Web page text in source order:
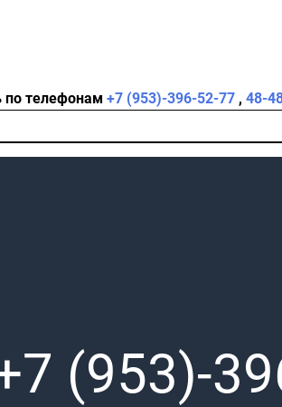
по телефонам +7 (953)-396-52-77 , 48-
(953)-